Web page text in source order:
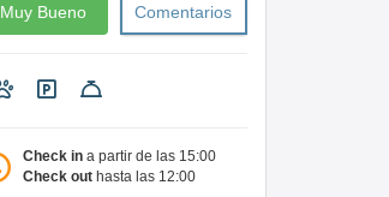
Muy Bueno Comentarios
Check in a partir de las 15:00
Check out hasta las 12:00